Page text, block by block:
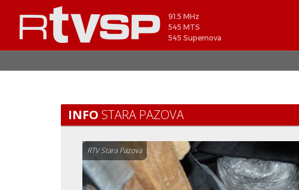
91.5 MHz
545 MTS
545 Supernova
INFO STARA PAZOVA
RTV Stara Pazova